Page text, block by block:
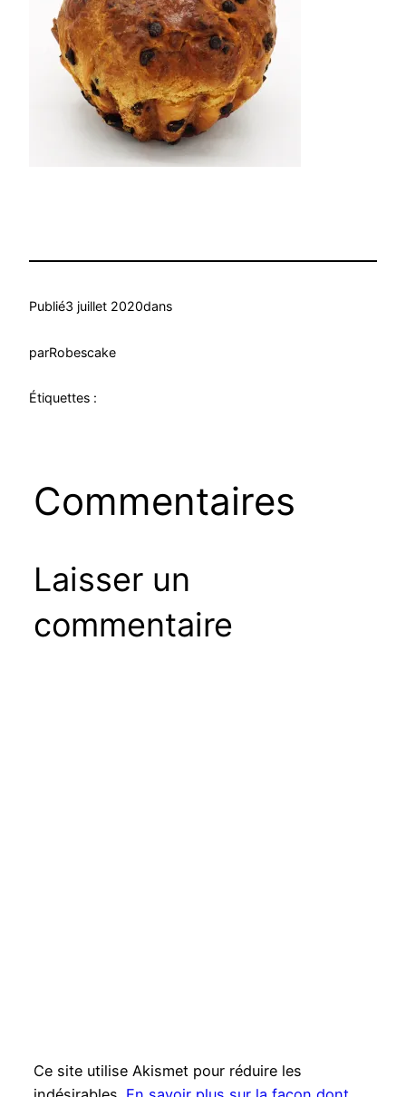
Publié3 juillet 2020dans
parRobescake
Étiquettes :
Commentaires
Laisser un
commentaire
Ce site utilise Akismet pour réduire les